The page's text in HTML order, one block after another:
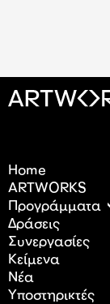
Home
ARTWORKS
Προγράμματα
Δράσεις
Συνεργασίες
Κείμενα
Nέα
Υποστηρικτές